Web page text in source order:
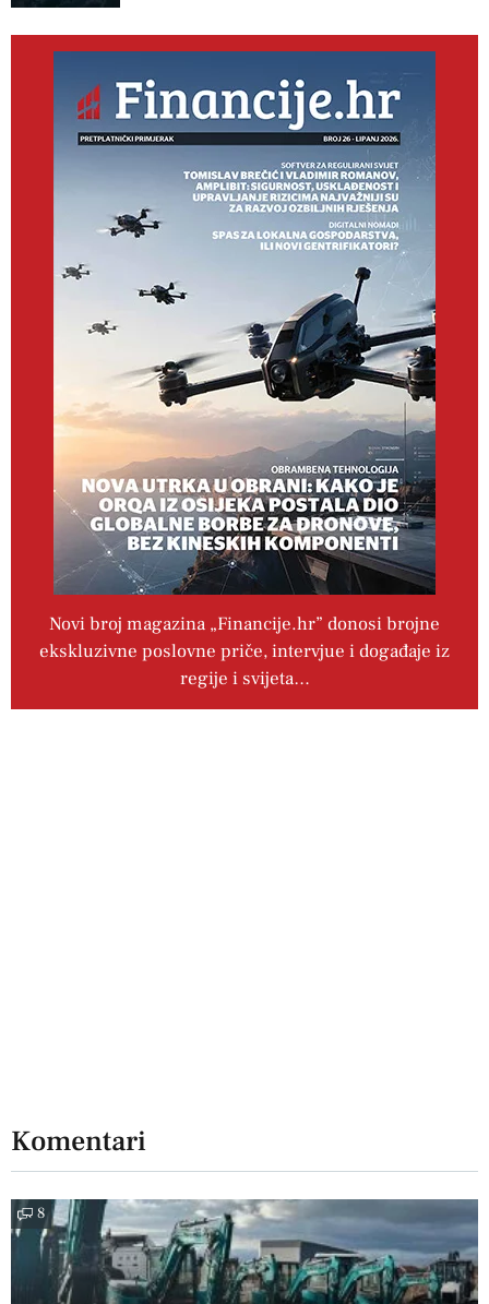
Novi broj magazina „Financije.hr” donosi brojne
ekskluzivne poslovne priče, intervjue i događaje iz
regije i svijeta…
Komentari
8